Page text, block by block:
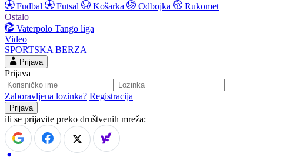
Fudbal
Futsal Košarka Odbojka
Rukomet
Ostalo
Vaterpolo Tango liga
Video
SPORTSKA BERZA
Prijava
Prijava
Zaboravljena lozinka? Registracija
ili se prijavite preko društvenih mreža: